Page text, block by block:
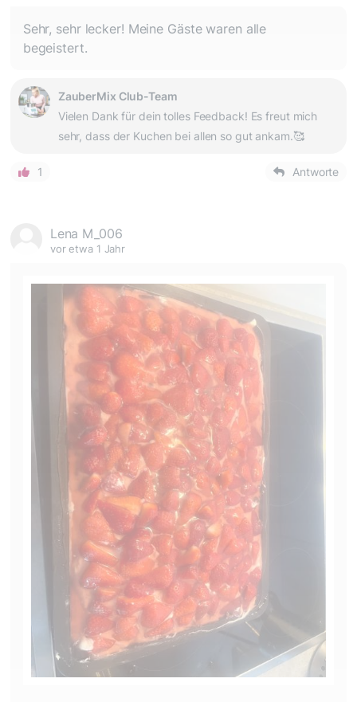
Sehr, sehr lecker! Meine Gäste waren alle
begeistert.
ZauberMix Club-Team
Vielen Dank für dein tolles Feedback! Es freut mich
sehr, dass der Kuchen bei allen so gut ankam.🥰
1 Antworte
Lena M_006
vor etwa 1 Jahr